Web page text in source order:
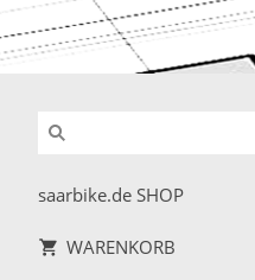
saarbike.de SHOP
WARENKORB